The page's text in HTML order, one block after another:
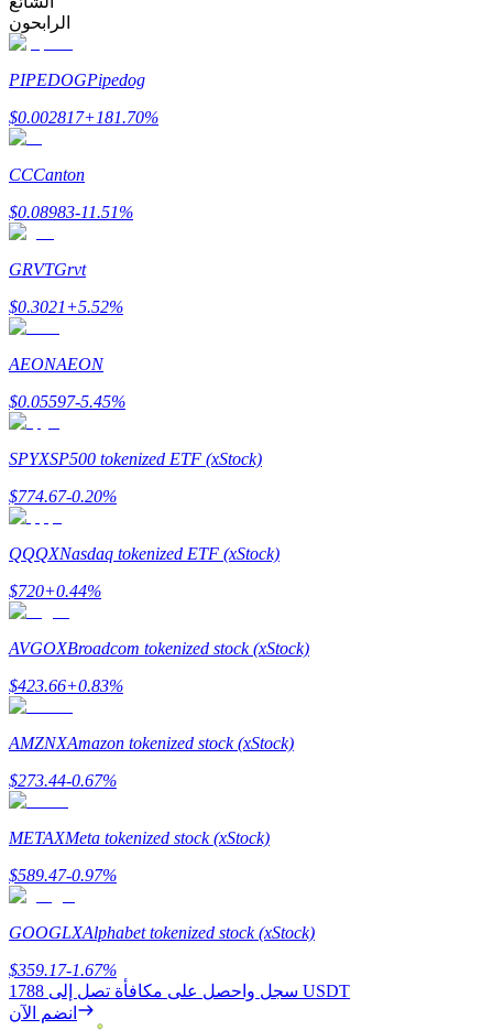
BTC Welcome Rewards
BTC Welcome Rewards
الرابحون
PIPEDOGPipedog
$0.002817+181.70%
CCCanton
$0.08983-11.51%
GRVTGrvt
$0.3021+5.52%
AEONAEON
$0.05597-5.45%
SPYXSP500 tokenized ETF (xStock)
$774.67-0.20%
QQQXNasdaq tokenized ETF (xStock)
$720+0.44%
AVGOXBroadcom tokenized stock (xStock)
$423.66+0.83%
AMZNXAmazon tokenized stock (xStock)
$273.44-0.67%
METAXMeta tokenized stock (xStock)
$589.47-0.97%
GOOGLXAlphabet tokenized stock (xStock)
$359.17-1.67%
سجل واحصل على مكافأة تصل إلى 1788 USDT
انضم الآن